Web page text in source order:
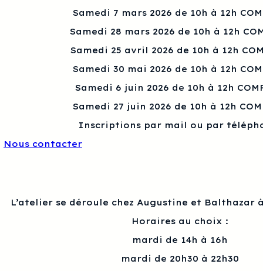
Samedi 7 mars 2026 de 10h à 12h
Samedi 28 mars 2026 de 10h à 12h
Samedi 25 avril 2026 de 10h à 12h
Samedi 30 mai 2026 de 10h à 12h
Samedi 6 juin 2026 de 10h à 12h
Samedi 27 juin 2026 de 10h à 12h
Inscriptions par mail ou par
Nous contacter
L’atelier se déroule chez Augustine et Balthazar
Horaires au choix :
mardi de 14h à 16h
mardi de 20h30 à 22h30